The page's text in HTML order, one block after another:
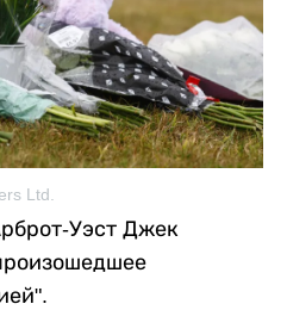
Ltd.
Уэст Джек